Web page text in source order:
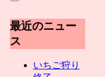
最近のニュー
ス
いちご狩り